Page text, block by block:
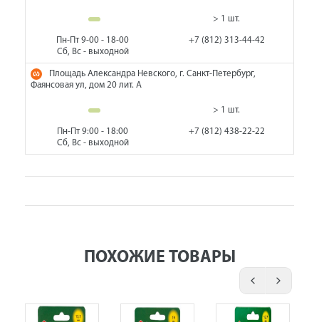
> 1 шт.
Пн-Пт 9-00 - 18-00
Сб, Вс - выходной
+7 (812) 313-44-42
Площадь Александра Невского, г. Санкт-Петербург,
Фаянсовая ул, дом 20 лит. А
> 1 шт.
Пн-Пт 9:00 - 18:00
Сб, Вс - выходной
+7 (812) 438-22-22
ПОХОЖИЕ ТОВАРЫ